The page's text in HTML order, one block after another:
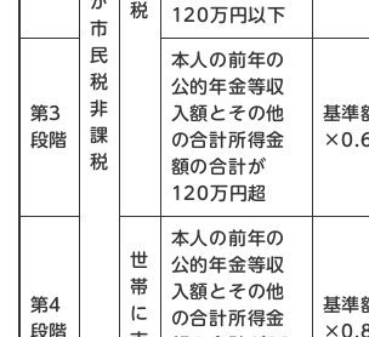
市
民
税
非
課
税
税
120万円以下
第3
段階
本人の前年の
公的年金等収
入額とその他
の合計所得金
額の合計が
120万円超
基準
第4
段階
世
帯
に
本人の前年の
公的年金等収
入額とその他
の合計所得金
基準